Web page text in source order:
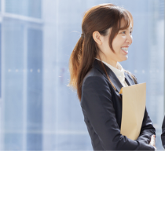
WEBコンテンツ